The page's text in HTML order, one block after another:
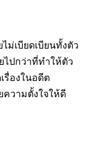
เบียดเบียนทั้งตัว
ไปกว่าที่ทำให้ตัว
รื่องในอดีต
ความตั้งใจให้ดี